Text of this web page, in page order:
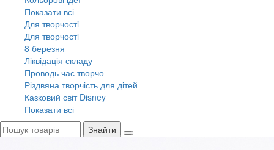
Показати всі
Для творчостi
Для творчостi
8 березня
Ліквідація складу
Проводь час творчо
Різдвяна творчість для дітей
Казковий світ Disney
Показати всі
Знайти